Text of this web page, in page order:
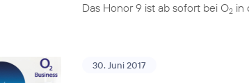
Das Honor 9 ist ab sofort bei O2 in
30. Juni 2017